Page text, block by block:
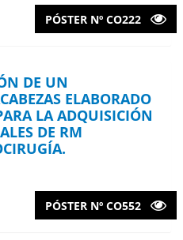
PÓSTER Nº CO222
DE UN
ELABORADO
LA ADQUISICIÓN
DE RM
PÓSTER Nº CO552